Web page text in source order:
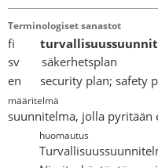
Terminologiset sanastot
fi
sv säkerhetsplan
en security plan; safety
määritelmä
suunnitelma, jolla
huomautus